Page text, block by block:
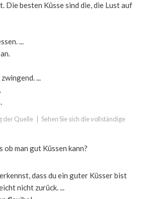
Die besten Küsse sind die, die Lust auf
...
...
der Quelle Sehen Sie sich die vollständige
ob man gut Küssen kann?
dass du ein guter Küsser bist
nicht zurück. ...